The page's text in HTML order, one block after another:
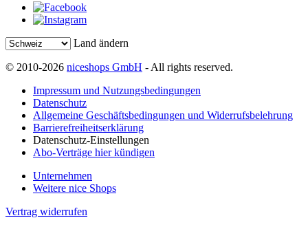
Land ändern
© 2010-2026 niceshops GmbH - All rights reserved.
Impressum und Nutzungsbedingungen
Datenschutz
Allgemeine Geschäftsbedingungen und Widerrufsbelehrung
Barrierefreiheitserklärung
Datenschutz-Einstellungen
Abo-Verträge hier kündigen
Unternehmen
Weitere nice Shops
Vertrag widerrufen